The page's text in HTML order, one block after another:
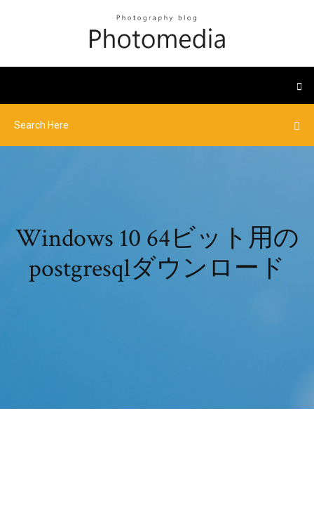
Windows 10 64ビット用の
postgresqlダウンロード